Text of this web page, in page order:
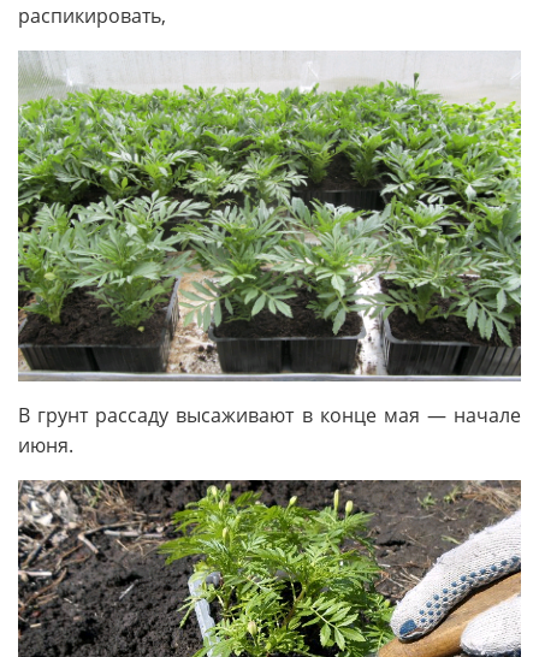
распикировать,
В грунт рассаду высаживают в конце мая — начале
июня.